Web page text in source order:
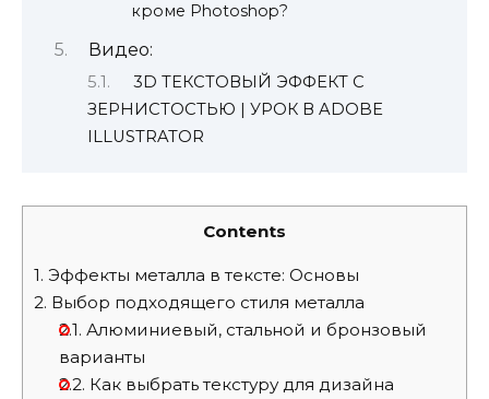
кроме Photoshop?
Видео:
3D ТЕКСТОВЫЙ ЭФФЕКТ С
ЗЕРНИСТОСТЬЮ | УРОК В ADOBE
ILLUSTRATOR
Contents
1. Эффекты металла в тексте: Основы
2. Выбор подходящего стиля металла
2.1. Алюминиевый, стальной и бронзовый
варианты
2.2. Как выбрать текстуру для дизайна